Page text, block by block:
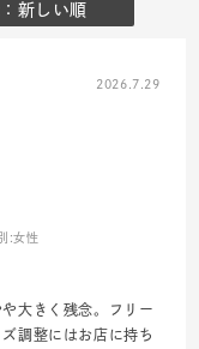
新しい順
2026.7.29
:女性
大きく残念。フリー
調整にはお店に持ち